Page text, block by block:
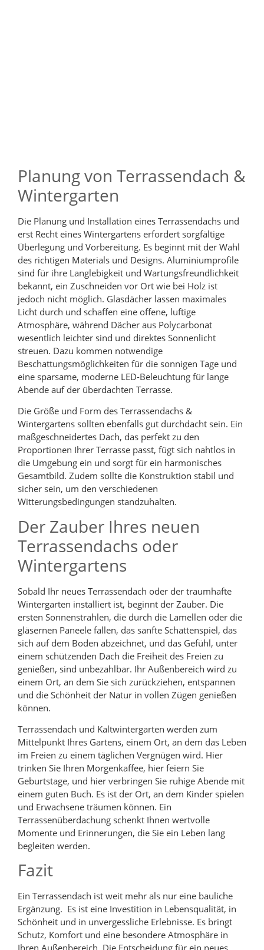
Planung von Terrassendach &
Wintergarten
Die Planung und Installation eines Terrassendachs und
erst Recht eines Wintergartens erfordert sorgfältige
Überlegung und Vorbereitung. Es beginnt mit der Wahl
des richtigen Materials und Designs. Aluminiumprofile
sind für ihre Langlebigkeit und Wartungsfreundlichkeit
bekannt, ein Zuschneiden vor Ort wie bei Holz ist
jedoch nicht möglich. Glasdächer lassen maximales
Licht durch und schaffen eine offene, luftige
Atmosphäre, während Dächer aus Polycarbonat
wesentlich leichter sind und direktes Sonnenlicht
streuen. Dazu kommen notwendige
Beschattungsmöglichkeiten für die sonnigen Tage und
eine sparsame, moderne LED-Beleuchtung für lange
Abende auf der überdachten Terrasse.
Die Größe und Form des Terrassendachs &
Wintergartens sollten ebenfalls gut durchdacht sein. Ein
maßgeschneidertes Dach, das perfekt zu den
Proportionen Ihrer Terrasse passt, fügt sich nahtlos in
die Umgebung ein und sorgt für ein harmonisches
Gesamtbild. Zudem sollte die Konstruktion stabil und
sicher sein, um den verschiedenen
Witterungsbedingungen standzuhalten.
Der Zauber Ihres neuen
Terrassendachs oder
Wintergartens
Sobald Ihr neues Terrassendach oder der traumhafte
Wintergarten installiert ist, beginnt der Zauber. Die
ersten Sonnenstrahlen, die durch die Lamellen oder die
gläsernen Paneele fallen, das sanfte Schattenspiel, das
sich auf dem Boden abzeichnet, und das Gefühl, unter
einem schützenden Dach die Freiheit des Freien zu
genießen, sind unbezahlbar. Ihr Außenbereich wird zu
einem Ort, an dem Sie sich zurückziehen, entspannen
und die Schönheit der Natur in vollen Zügen genießen
können.
Terrassendach und Kaltwintergarten werden zum
Mittelpunkt Ihres Gartens, einem Ort, an dem das Leben
im Freien zu einem täglichen Vergnügen wird. Hier
trinken Sie Ihren Morgenkaffee, hier feiern Sie
Geburtstage, und hier verbringen Sie ruhige Abende mit
einem guten Buch. Es ist der Ort, an dem Kinder spielen
und Erwachsene träumen können. Ein
Terrassenüberdachung schenkt Ihnen wertvolle
Momente und Erinnerungen, die Sie ein Leben lang
begleiten werden.
Fazit
Ein Terrassendach ist weit mehr als nur eine bauliche
Ergänzung. Es ist eine Investition in Lebensqualität, in
Schönheit und in unvergessliche Erlebnisse. Es bringt
Schutz, Komfort und eine besondere Atmosphäre in